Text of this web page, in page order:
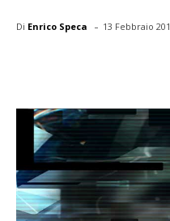
Di Enrico Speca - 13 Febbraio